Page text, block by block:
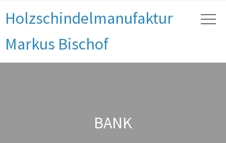
Holzschindelmanufaktur
Markus Bischof
BANK